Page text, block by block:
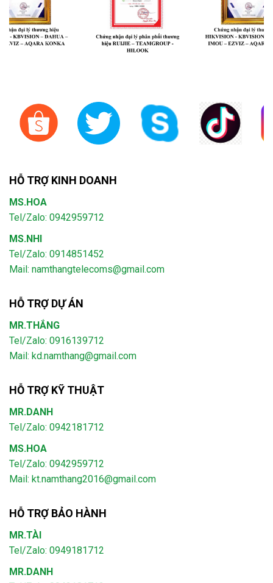
HỖ TRỢ KINH DOANH
MS.HOA
Tel/Zalo: 0942959712
MS.NHI
Tel/Zalo: 0914851452
Mail: namthangtelecoms@gmail.com
HỖ TRỢ DỰ ÁN
MR.THẮNG
Tel/Zalo: 0916139712
Mail: kd.namthang@gmail.com
HỖ TRỢ KỸ THUẬT
MR.DANH
Tel/Zalo: 0942181712
MS.HOA
Tel/Zalo: 0942959712
Mail: kt.namthang2016@gmail.com
HỖ TRỢ BẢO HÀNH
MR.TÀI
Tel/Zalo: 0949181712
MR.DANH